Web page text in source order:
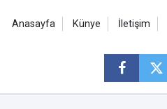
Anasayfa Künye İletişim